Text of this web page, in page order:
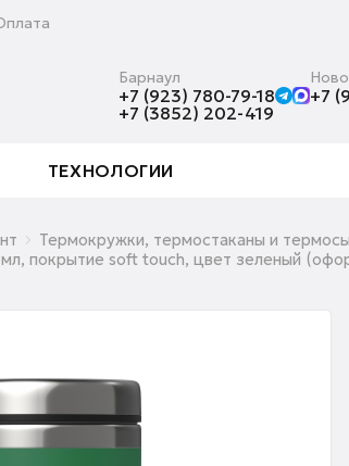
Барнаул
+7 (923) 780-79-18
+7 (3852) 202-419
+7
ТЕХНОЛОГИИ
Термокружки, термостаканы и термосы
покрытие soft touch, цвет зеленый